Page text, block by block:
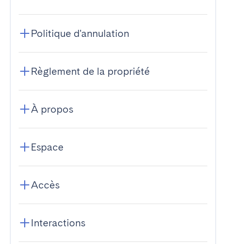
Politique d'annulation
Règlement de la propriété
À propos
Espace
Accès
Interactions